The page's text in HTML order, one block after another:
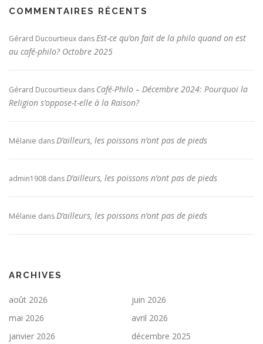
COMMENTAIRES RÉCENTS
Gérard Ducourtieux dansEst-ce qu’on fait de la philo quand on est
au café-philo? Octobre 2025
Gérard Ducourtieux dans Café-Philo – Décembre 2024: Pourquoi la
Religion s’oppose-t-elle à la Raison?
Mélanie dansD’ailleurs, les poissons n’ont pas de pieds
admin1908 dansD’ailleurs, les poissons n’ont pas de pieds
Mélanie dansD’ailleurs, les poissons n’ont pas de pieds
ARCHIVES
août 2026
juin 2026
mai 2026
avril 2026
janvier 2026
décembre 2025